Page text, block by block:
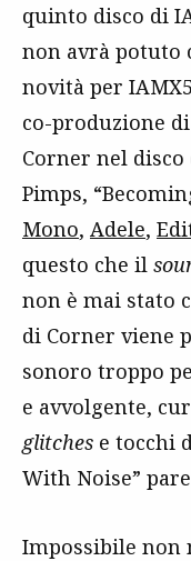
quinto disco di
non avrà potuto
novità per IAMX5
co-produzione
Corner nel disco
Pimps,
Mono, Adele,
questo che il
non è mai stato
di Corner viene
sonoro troppo
e avvolgente,
glitches e tocchi
With Noise”
Impossibile non